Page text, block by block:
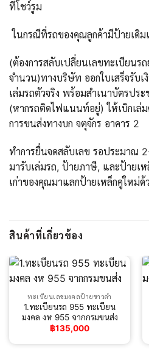
ที่โชว์รูม
ในกรณีที่รถของคุณลูกค้ามีป้ายเดิม
(ต้องการสลับเปลี่ยนเลขทะเบียนร
จำนวน)ทางบริษัท ออกใบเสร็จรับ
เล่มรถตัวจริง พร้อมสำเนาบัตรปร
(หากรถติดไฟแนนท์อยู่) ให้เบิกเล่ม
การขนส่งทางบก จตุจักร อาคาร 2
ทำการยื่นจดสลับเลข รอประมาณ
มารับเล่มรถ, ป้ายภาษี, และป้ายเ
เก่าของคุณมาแลกป้ายเหล็กคู่ใหม่ด้
สินค้าที่เกี่ยวข้อง
ทะเบียนเลขมงคลป้ายขาวดำ
1.ทะเบียนรถ 955 ทะเบียน
มงคล งห 955 จากกรมขนส่ง
฿135,000